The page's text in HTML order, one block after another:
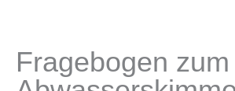
Fragebogen zum